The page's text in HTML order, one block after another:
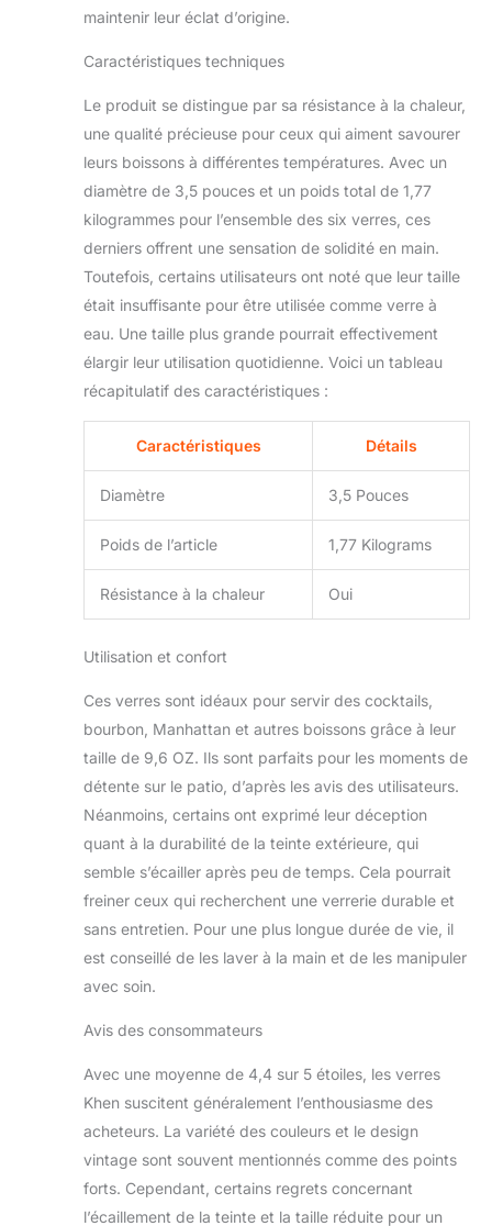
orange brûlé, bleu
beige, gris fumé et vert
riches et sophistiquées
ajoutent une touche de
raffinement et font de
ces verres un ajout
accrocheur à n'importe
Fabriqués avec
précision et attention
aux détails, ces verres à
whisky sont non
seulement visuellement
attrayants, mais offrent
également une
fonctionnalité
exceptionnelle. Le verre
la durabilité tandis que
permet une libération
améliorant ainsi
l'expérience de
Muted ne se limitent
peuvent être utilisés
pour une variété de
cocktails, de boissons
mélangées ou toute
choix. Leur nature
polyvalente en fait le
compagnon idéal aussi
bien pour les réunions
décontractées que
également un excellent
amateur de whisky ou
amateur de cocktails.
L'ensemble de 6 offre
une collection
votre bien-aimé de
maintenir leur éclat d’origine.
Caractéristiques techniques
Le produit se distingue par sa résistance à la chaleur,
une qualité précieuse pour ceux qui aiment savourer
leurs boissons à différentes températures. Avec un
diamètre de 3,5 pouces et un poids total de 1,77
kilogrammes pour l’ensemble des six verres, ces
derniers offrent une sensation de solidité en main.
Toutefois, certains utilisateurs ont noté que leur taille
était insuffisante pour être utilisée comme verre à
eau. Une taille plus grande pourrait effectivement
élargir leur utilisation quotidienne. Voici un tableau
récapitulatif des caractéristiques :
Caractéristiques Détails
Diamètre 3,5 Pouces
Poids de l’article 1,77 Kilograms
Résistance à la chaleur Oui
Utilisation et confort
Ces verres sont idéaux pour servir des cocktails,
bourbon, Manhattan et autres boissons grâce à leur
taille de 9,6 OZ. Ils sont parfaits pour les moments de
détente sur le patio, d’après les avis des utilisateurs.
Néanmoins, certains ont exprimé leur déception
quant à la durabilité de la teinte extérieure, qui
semble s’écailler après peu de temps. Cela pourrait
freiner ceux qui recherchent une verrerie durable et
sans entretien. Pour une plus longue durée de vie, il
est conseillé de les laver à la main et de les manipuler
avec soin.
Avis des consommateurs
Avec une moyenne de 4,4 sur 5 étoiles, les verres
Khen suscitent généralement l’enthousiasme des
acheteurs. La variété des couleurs et le design
vintage sont souvent mentionnés comme des points
forts. Cependant, certains regrets concernant
l’écaillement de la teinte et la taille réduite pour un